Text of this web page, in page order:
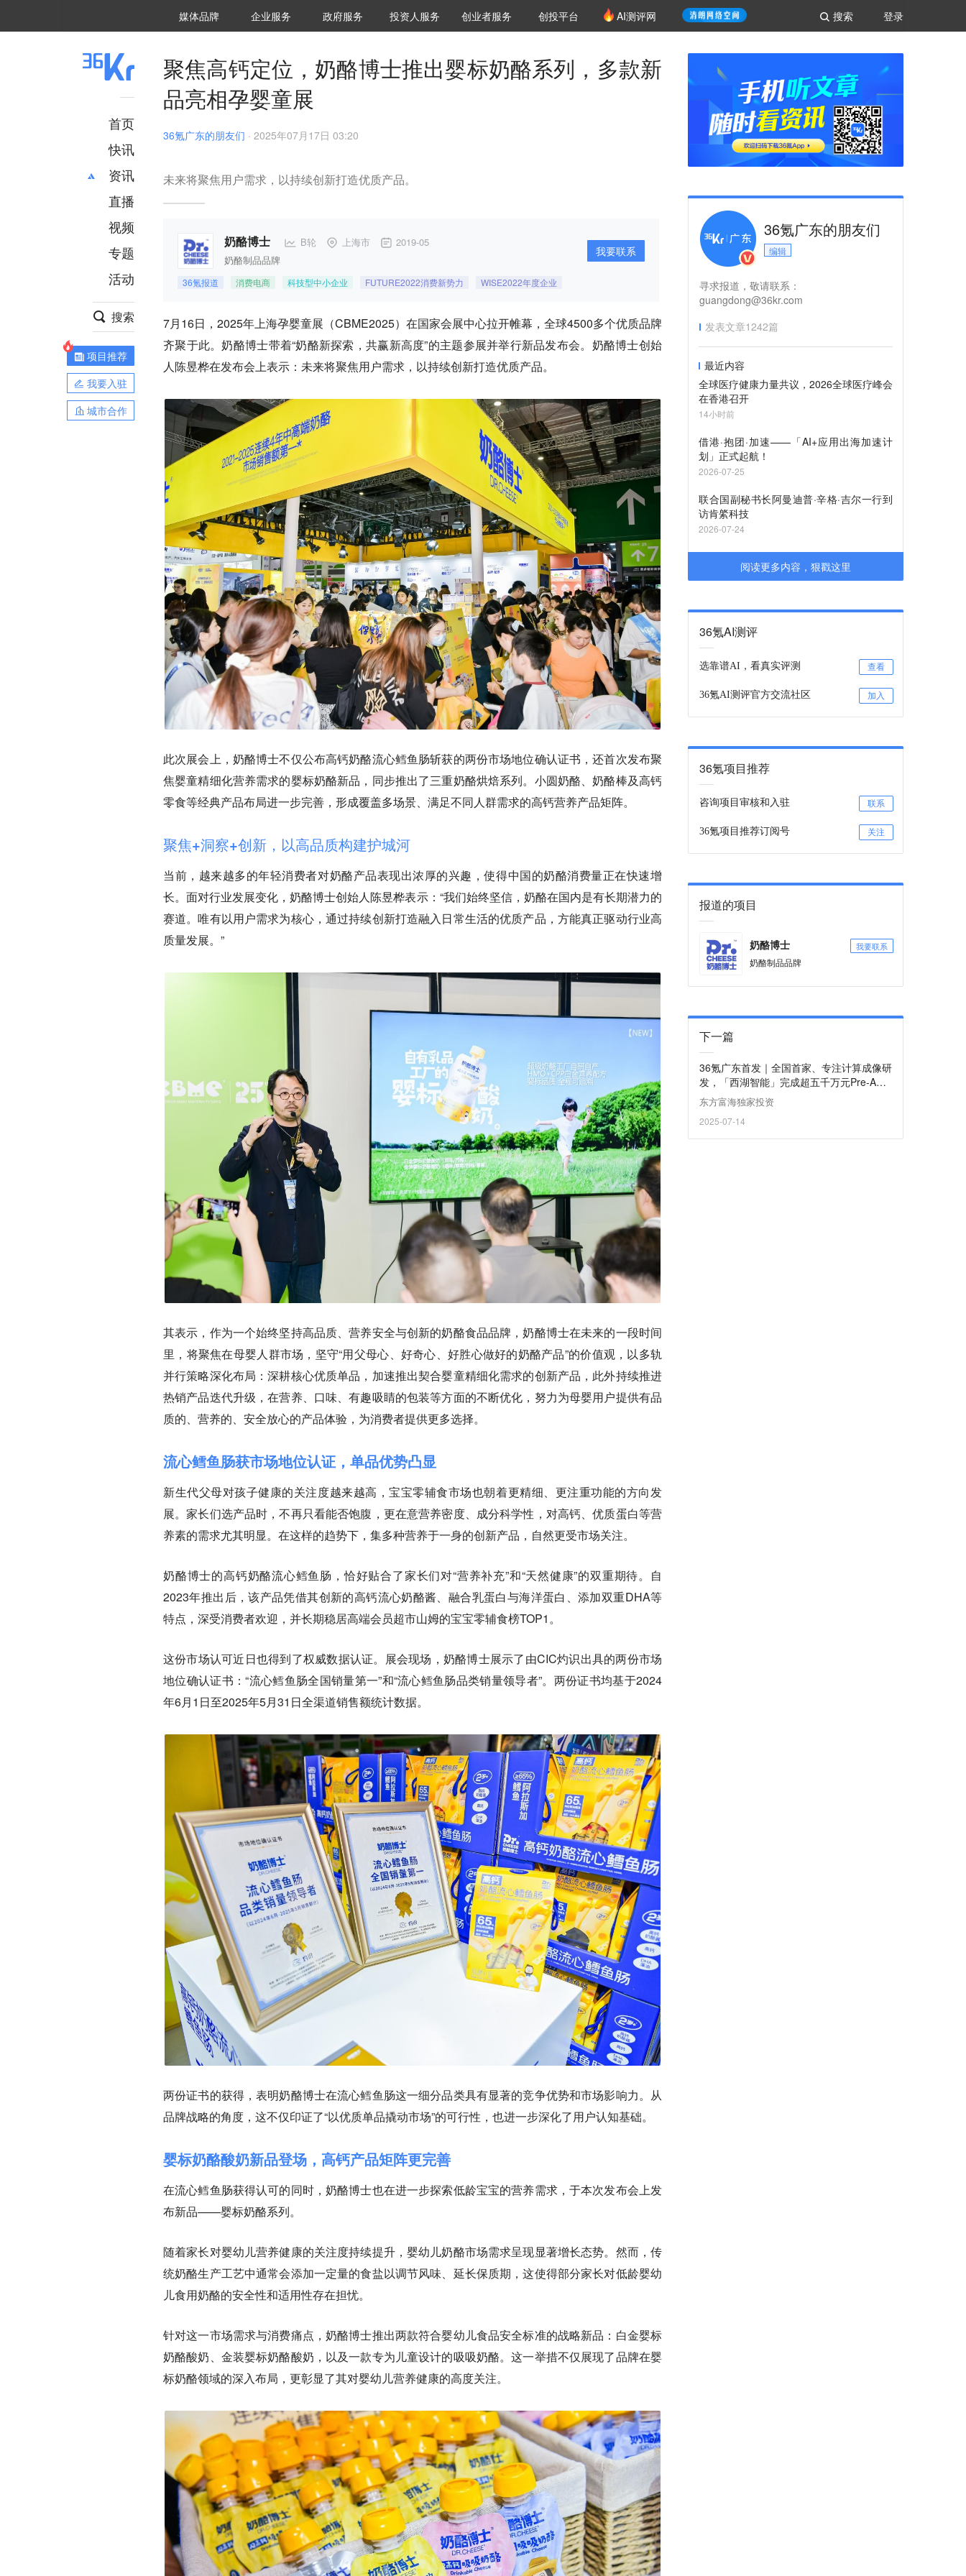
登录
搜索
媒体品牌 36Kr研究院
企业服务 城市之窗
政府服务 VClub投资机构库
投资机构职位推介
投资人服务 创投氪堂
创业者服务 创投平台 AI测评网
首页
快讯
资讯
推荐
财经
项目推荐
安徽
直播
视频
专题
活动
搜索
项目推荐
我要入驻
城市合作
聚焦高钙定位，奶酪博士推出婴标奶酪系列，多款新
品亮相孕婴童展
36氪广东的朋友们 · 2025年07月17日 03:20
未来将聚焦用户需求，以持续创新打造优质产品。
奶酪博士 B轮 上海市 2019-05
奶酪制品品牌
36氪报道 消费电商 科技型中小企业 FUTURE2022消费新势力 WISE2022年度企业
我要联系
7月16日，2025年上海孕婴童展（CBME2025）在国家会展中心拉开帷幕，全球4500多个优质品牌
齐聚于此。奶酪博士带着“奶酪新探索，共赢新高度”的主题参展并举行新品发布会。奶酪博士创始
人陈昱桦在发布会上表示：未来将聚焦用户需求，以持续创新打造优质产品。
此次展会上，奶酪博士不仅公布高钙奶酪流心鳕鱼肠斩获的两份市场地位确认证书，还首次发布聚
焦婴童精细化营养需求的婴标奶酪新品，同步推出了三重奶酪烘焙系列。小圆奶酪、奶酪棒及高钙
零食等经典产品布局进一步完善，形成覆盖多场景、满足不同人群需求的高钙营养产品矩阵。
聚焦+洞察+创新，以高品质构建护城河
当前，越来越多的年轻消费者对奶酪产品表现出浓厚的兴趣，使得中国的奶酪消费量正在快速增
长。面对行业发展变化，奶酪博士创始人陈昱桦表示：“我们始终坚信，奶酪在国内是有长期潜力的
赛道。唯有以用户需求为核心，通过持续创新打造融入日常生活的优质产品，方能真正驱动行业高
质量发展。”
其表示，作为一个始终坚持高品质、营养安全与创新的奶酪食品品牌，奶酪博士在未来的一段时间
里，将聚焦在母婴人群市场，坚守“用父母心、好奇心、好胜心做好的奶酪产品”的价值观，以多轨
并行策略深化布局：深耕核心优质单品，加速推出契合婴童精细化需求的创新产品，此外持续推进
热销产品迭代升级，在营养、口味、有趣吸睛的包装等方面的不断优化，努力为母婴用户提供有品
质的、营养的、安全放心的产品体验，为消费者提供更多选择。
流心鳕鱼肠获市场地位认证，单品优势凸显
新生代父母对孩子健康的关注度越来越高，宝宝零辅食市场也朝着更精细、更注重功能的方向发
展。家长们选产品时，不再只看能否饱腹，更在意营养密度、成分科学性，对高钙、优质蛋白等营
养素的需求尤其明显。在这样的趋势下，集多种营养于一身的创新产品，自然更受市场关注。
奶酪博士的高钙奶酪流心鳕鱼肠，恰好贴合了家长们对“营养补充”和“天然健康”的双重期待。自
2023年推出后，该产品凭借其创新的高钙流心奶酪酱、融合乳蛋白与海洋蛋白、添加双重DHA等
特点，深受消费者欢迎，并长期稳居高端会员超市山姆的宝宝零辅食榜TOP1。
这份市场认可近日也得到了权威数据认证。展会现场，奶酪博士展示了由CIC灼识出具的两份市场
地位确认证书：“流心鳕鱼肠全国销量第一”和“流心鳕鱼肠品类销量领导者”。两份证书均基于2024
年6月1日至2025年5月31日全渠道销售额统计数据。
两份证书的获得，表明奶酪博士在流心鳕鱼肠这一细分品类具有显著的竞争优势和市场影响力。从
品牌战略的角度，这不仅印证了“以优质单品撬动市场”的可行性，也进一步深化了用户认知基础。
婴标奶酪酸奶新品登场，高钙产品矩阵更完善
在流心鳕鱼肠获得认可的同时，奶酪博士也在进一步探索低龄宝宝的营养需求，于本次发布会上发
布新品——婴标奶酪系列。
随着家长对婴幼儿营养健康的关注度持续提升，婴幼儿奶酪市场需求呈现显著增长态势。然而，传
统奶酪生产工艺中通常会添加一定量的食盐以调节风味、延长保质期，这使得部分家长对低龄婴幼
儿食用奶酪的安全性和适用性存在担忧。
针对这一市场需求与消费痛点，奶酪博士推出两款符合婴幼儿食品安全标准的战略新品：白金婴标
奶酪酸奶、金装婴标奶酪酸奶，以及一款专为儿童设计的吸吸奶酪。这一举措不仅展现了品牌在婴
标奶酪领域的深入布局，更彰显了其对婴幼儿营养健康的高度关注。
36氪广东的朋友们
编辑
寻求报道，敬请联系：
guangdong@36kr.com
发表文章1242篇
最近内容
全球医疗健康力量共议，2026全球医疗峰会
在香港召开
14小时前
借港·抱团·加速——「AI+应用出海加速计
划」正式起航！
2026-07-25
联合国副秘书长阿曼迪普·辛格·吉尔一行到
访肯綮科技
2026-07-24
阅读更多内容，狠戳这里
36氪AI测评
选靠谱AI，看真实评测 查看
36氪AI测评官方交流社区 加入
36氪项目推荐
咨询项目审核和入驻 联系
36氪项目推荐订阅号 关注
报道的项目
奶酪博士 我要联系
奶酪制品品牌
下一篇
36氪广东首发｜全国首家、专注计算成像研
发，「西湖智能」完成超五千万元Pre-A轮
融资
东方富海独家投资
2025-07-14